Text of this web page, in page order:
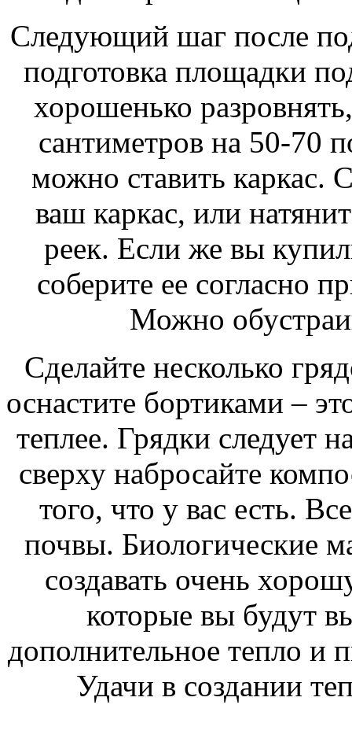
Следующий шаг после
подготовка площадки
хорошенько
сантиметров на 50-70
можно ставить каркас.
ваш каркас, или
реек. Если же вы
соберите ее согласно
Можно
Сделайте несколько
оснастите бортиками –
теплее. Грядки следует
сверху набросайте
того, что у вас есть.
почвы. Биологические
создавать очень
которые вы будут
дополнительное тепло и
Удачи в создании